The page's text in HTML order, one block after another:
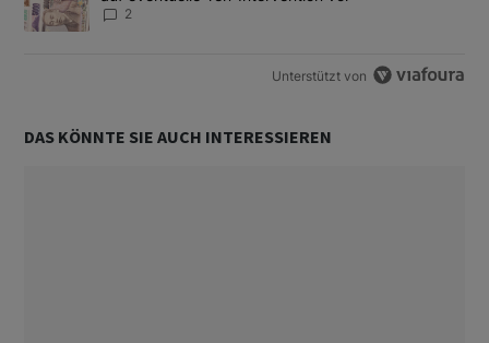
2
Unterstützt von
DAS KÖNNTE SIE AUCH INTERESSIEREN